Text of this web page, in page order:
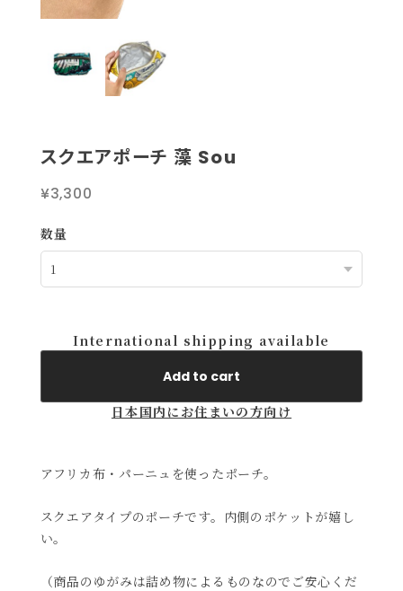
スクエアポーチ 藻 Sou
¥3,300
数量
International shipping available
Add to cart
日本国内にお住まいの方向け
アフリカ布・パーニュを使ったポーチ。
スクエアタイプのポーチです。内側のポケットが嬉し
い。
（商品のゆがみは詰め物によるものなのでご安心くだ